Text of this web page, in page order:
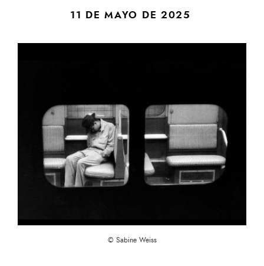
11 DE MAYO DE 2025
© Sabine Weiss